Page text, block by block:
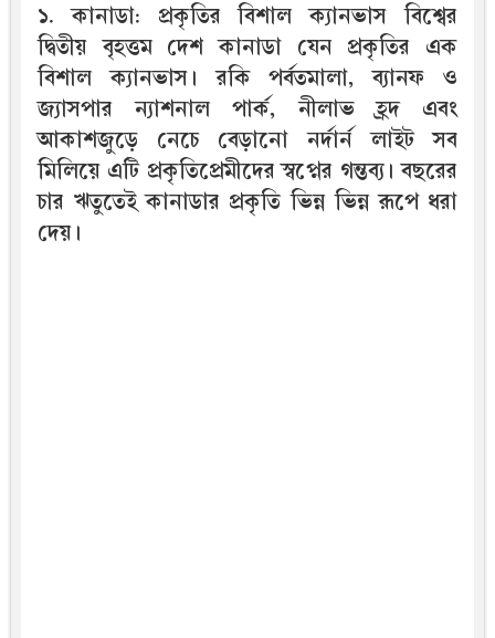
১. কানাডা: প্রকৃতির বিশাল ক্যানভাস বিশ্বের
দ্বিতীয় বৃহত্তম দেশ কানাডা যেন প্রকৃতির এক
বিশাল ক্যানভাস। রকি পর্বতমালা, ব্যানফ ও
জ্যাসপার ন্যাশনাল পার্ক, নীলাভ হ্রদ এবং
আকাশজুড়ে নেচে বেড়ানো নর্দার্ন লাইট সব
মিলিয়ে এটি প্রকৃতিপ্রেমীদের স্বপ্নের গন্তব্য। বছরের
চার ঋতুতেই কানাডার প্রকৃতি ভিন্ন ভিন্ন রূপে ধরা
দেয়।